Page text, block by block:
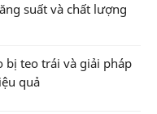
suất và chất lượng
bị teo trái và giải pháp
quả